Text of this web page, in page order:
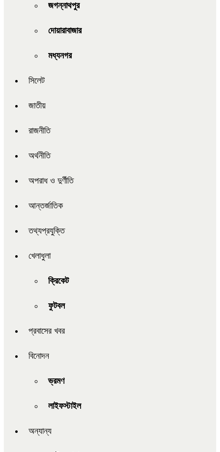
জগন্নাথপুর
দোয়ারাবাজার
মধ্যনগর
সিলেট
জাতীয়
রাজনীতি
অর্থনীতি
অপরাধ ও দুর্ণীতি
আন্তর্জাতিক
তথ্যপ্রযুক্তি
খেলাধুলা
ক্রিকেট
ফুটবল
প্রবাসের খবর
বিনোদন
ভ্রমণ
লাইফস্টাইল
অন্যান্য